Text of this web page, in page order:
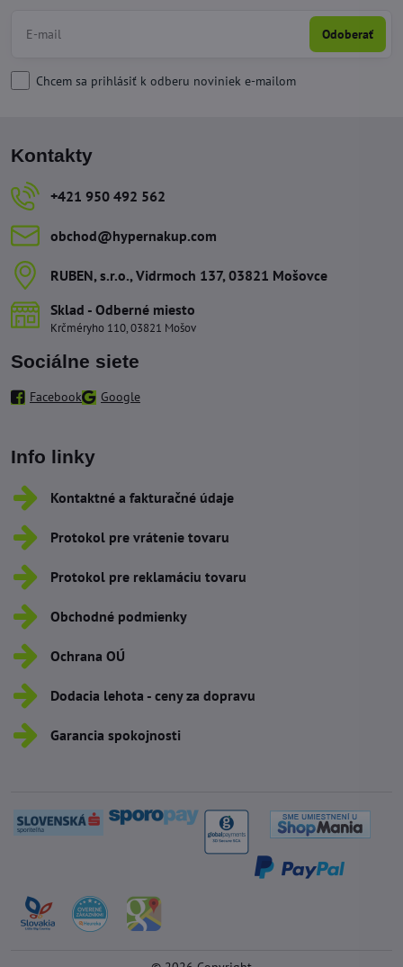
Odoberať
Chcem sa prihlásiť k odberu noviniek e-mailom
Kontakty
+421 950 492 562
obchod​@hypernakup​.com
RUBEN, s​.r​.o​., Vidrmoch 137, 03821 Mošovce
Sklad - Odberné miesto
Krčméryho 110, 03821 Mošov
Sociálne siete
Facebook Google
Info linky
Kontaktné a fakturačné údaje
Protokol pre vrátenie tovaru
Protokol pre reklamáciu tovaru
Obchodné podmienky
Ochrana OÚ
Dodacia lehota - ceny za dopravu
Garancia spokojnosti